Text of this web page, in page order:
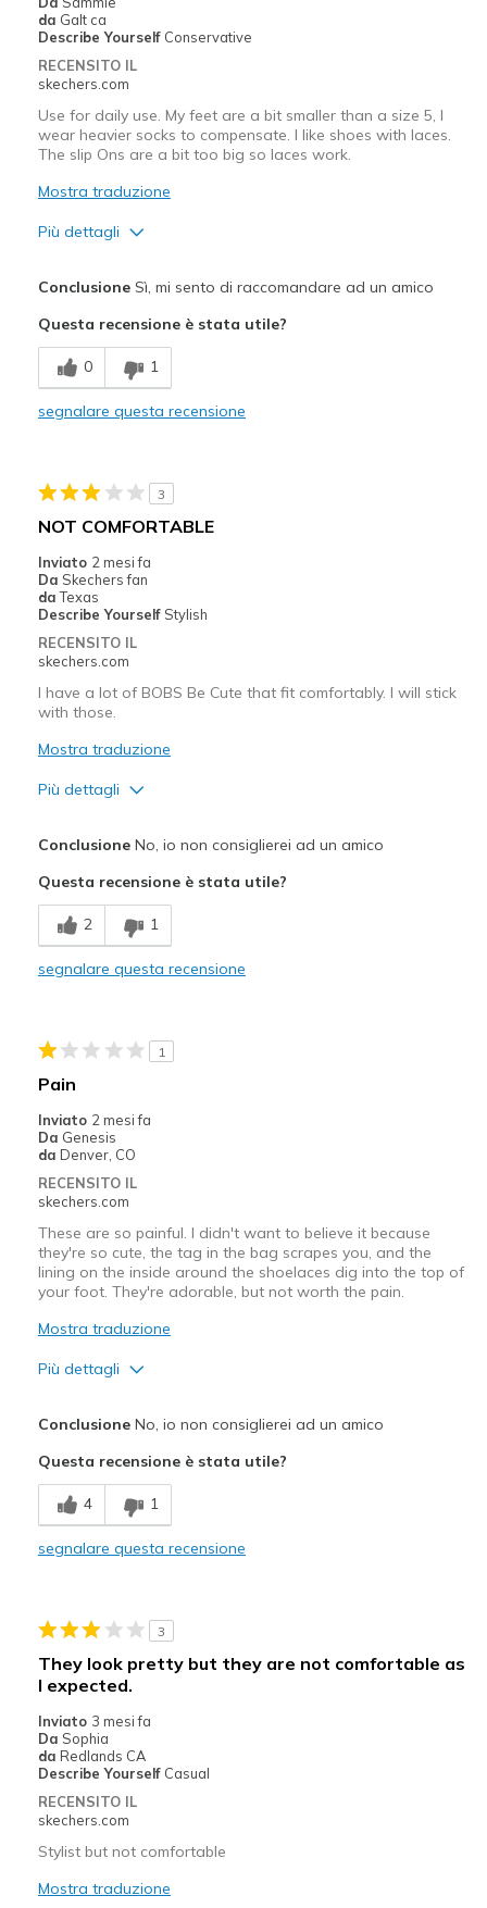
Travel
Width
Sizing
View On Shoes
I'm Into Shoes
da Galt ca
Describe Yourself Conservative
RECENSITO IL
skechers.com
Use for daily use. My feet are a bit smaller than a size 5, I
wear heavier socks to compensate. I like shoes with laces.
The slip Ons are a bit too big so laces work.
Mostra traduzione
Più dettagli
Comfortable
Stylish
Width
Sizing
Feels true to size
View On Shoes
ConclusioneSì, mi sento di raccomandare ad un amico
Questa recensione è stata utile?
0 1
segnalare questa recensione
3
NOT COMFORTABLE
Inviato 2 mesi fa
Da Skechers fan
da Texas
Describe Yourself Stylish
RECENSITO IL
skechers.com
I have a lot of BOBS Be Cute that fit comfortably. I will stick
with those.
Mostra traduzione
Più dettagli
Stylish
Difetti
Hurts my foot in the wrong places
Width
View On Shoes
ConclusioneNo, io non consiglierei ad un amico
Questa recensione è stata utile?
2 1
segnalare questa recensione
1
Pain
Inviato 2 mesi fa
Da Genesis
da Denver, CO
RECENSITO IL
skechers.com
These are so painful. I didn't want to believe it because
they're so cute, the tag in the bag scrapes you, and the
lining on the inside around the shoelaces dig into the top of
your foot. They're adorable, but not worth the pain.
Mostra traduzione
Più dettagli
Difetti
Painful
Poor Cushioning
Sizing
Feels true to size
ConclusioneNo, io non consiglierei ad un amico
Questa recensione è stata utile?
4 1
segnalare questa recensione
3
They look pretty but they are not comfortable as
I expected.
Inviato 3 mesi fa
Da Sophia
da Redlands CA
Describe Yourself Casual
RECENSITO IL
skechers.com
Stylist but not comfortable
Mostra traduzione